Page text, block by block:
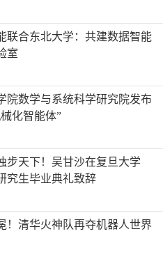
病防治进入智能化新阶段
联合东北大学：共建数据智能
室
院数学与系统科学研究院发布
化智能体”
步天下！吴甘沙在复旦大学
究生毕业典礼致辞
！清华火神队再夺机器人世界